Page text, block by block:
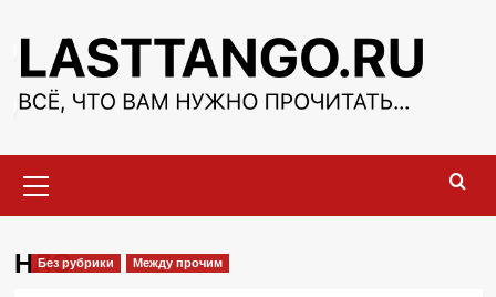
содержимому
меню
НЛО
Без рубрики Между прочим